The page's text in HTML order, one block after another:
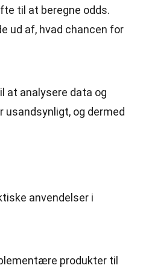
til at beregne odds.
ud af, hvad chancen for
at analysere data og
og dermed
anvendelser i
produkter til